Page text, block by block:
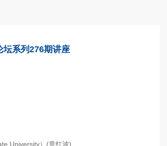
坛系列276期讲座
University）(章红波)